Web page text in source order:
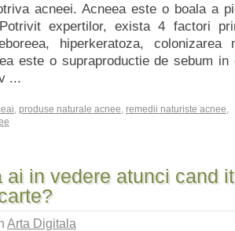
acneei. Acneea este o boala a
expertilor, exista 4 factori
hiperkeratoza, colonizarea
este o supraproductie de sebum
...
, produse naturale acnee, remedii naturiste acnee,
ai in vedere atunci cand
Arta Digitala